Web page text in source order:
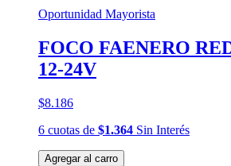
Oportunidad Mayorista
FOCO FAENERO
12-24V
$8.186
6 cuotas de $1.364 Sin Interés
Agregar al carro